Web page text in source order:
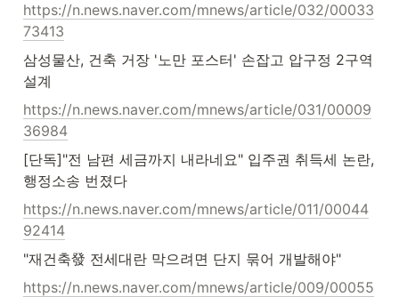
https://n.news.naver.com/mnews/article/032/00033
73413
삼성물산, 건축 거장 '노만 포스터' 손잡고 압구정 2구역
설계
https://n.news.naver.com/mnews/article/031/00009
36984
[단독]"전 남편 세금까지 내라네요" 입주권 취득세 논란,
행정소송 번졌다
https://n.news.naver.com/mnews/article/011/00044
92414
"재건축發 전세대란 막으려면 단지 묶어 개발해야"
https://n.news.naver.com/mnews/article/009/00055